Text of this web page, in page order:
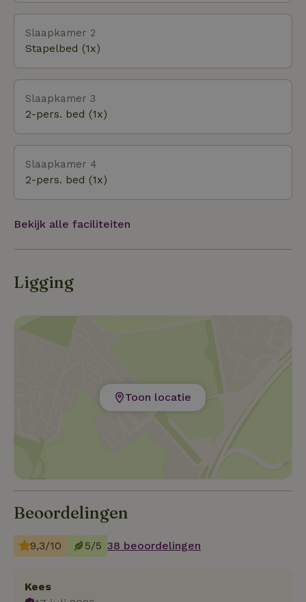
Slaapkamer 2
Stapelbed (1x)
Slaapkamer 3
2-pers. bed (1x)
Slaapkamer 4
2-pers. bed (1x)
Bekijk alle faciliteiten
Ligging
Toon locatie
Beoordelingen
9,3/10 5/5 38 beoordelingen
Kees